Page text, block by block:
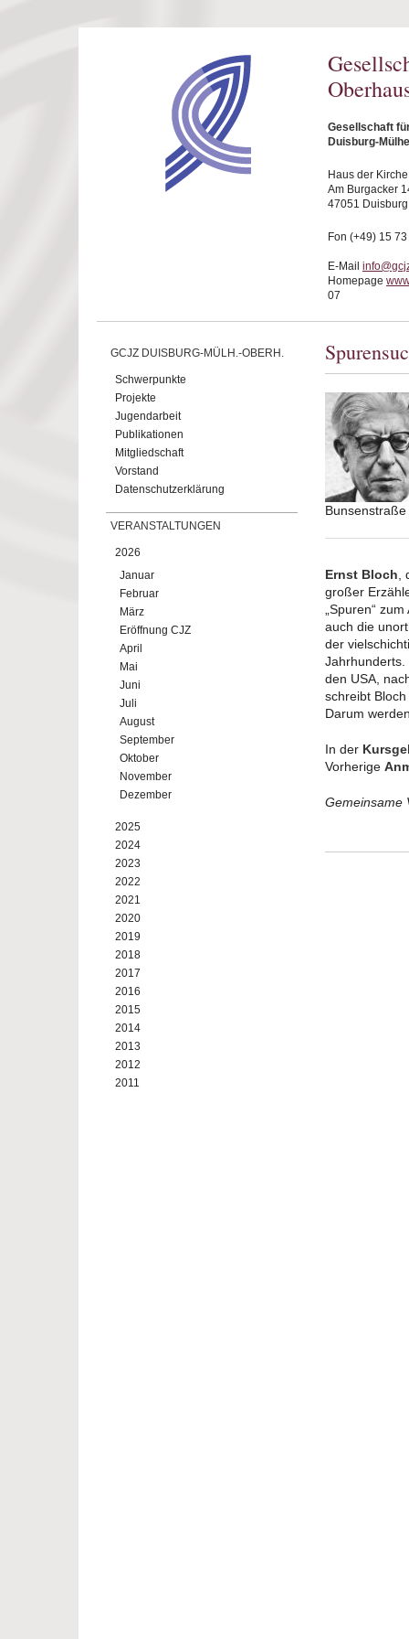
Gesellschaft
Duisburg-
Haus der Kirche
Am Burgacker
47051 Duisburg
Fon (+49) 15
E-Mail
Homepage
07
GCJZ DUISBURG-MÜLH.-OBERH.
Schwerpunkte
Projekte
Jugendarbeit
Publikationen
Mitgliedschaft
Vorstand
Datenschutzerklärung
VERANSTALTUNGEN
2026
Januar
Februar
März
Eröffnung CJZ
April
Mai
Juni
Juli
August
September
Oktober
November
Dezember
2025
2024
2023
2022
2021
2020
2019
2018
2017
2016
2015
2014
2013
2012
2011
Ernst Bloch
großer
„Spuren“
auch die
der
Jahrhunderts.
den USA,
schreibt
Darum
In der
Vorherige
Gemeinsame